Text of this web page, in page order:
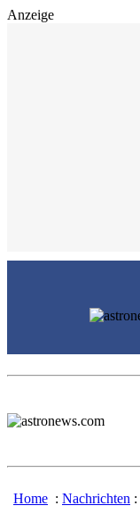
Anzeige
Home : Nachrichten :